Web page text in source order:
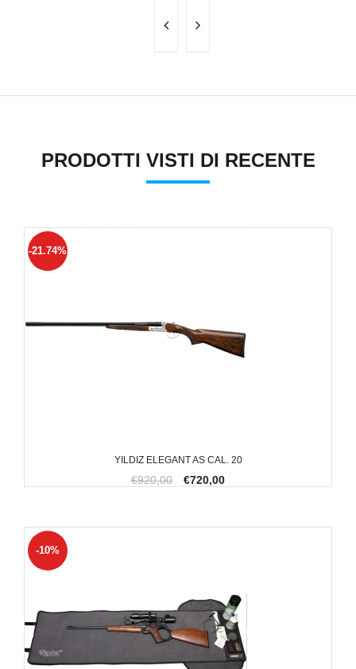
PRODOTTI VISTI DI RECENTE
YILDIZ ELEGANT AS CAL. 20
-21.74%
€920,00 €720,00
-10%